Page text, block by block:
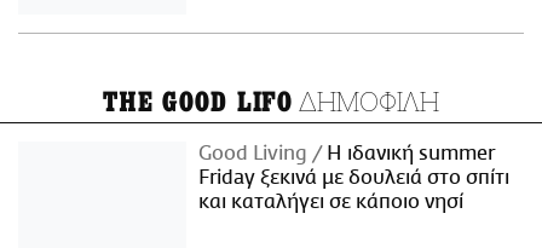
THE GOOD LIFO ΔΗΜΟΦΙΛΗ
Good Living
Η ιδανική summer
Friday ξεκινά με δουλειά στο σπίτι
και καταλήγει σε κάποιο νησί